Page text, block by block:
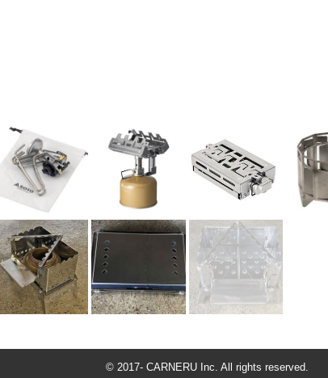
© 2017- CARNERU Inc. All rights reserved.